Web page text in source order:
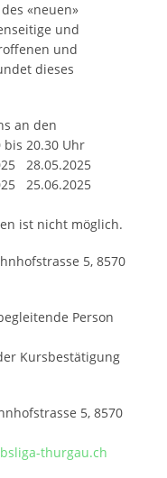
«neuen»
und
und
dieses
an den
bis 20.30 Uhr
28.05.2025
25.06.2025
ist nicht möglich.
5, 8570
Person
Kursbestätigung
5, 8570
thurgau.ch